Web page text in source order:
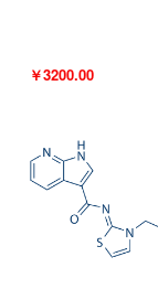
￥3200.00